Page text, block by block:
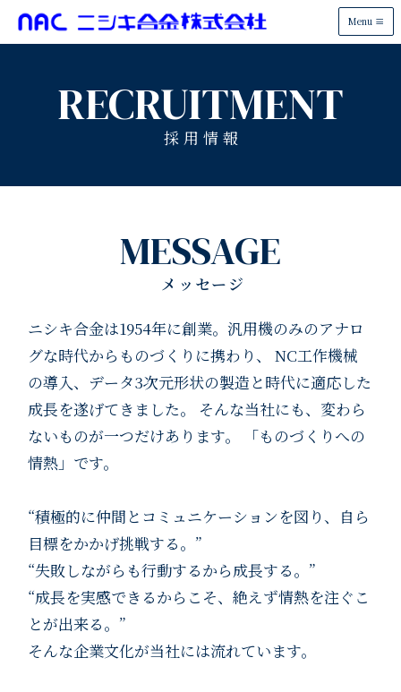
Menu
RECRUITMENT
採用情報
MESSAGE
メッセージ
ニシキ合金は1954年に創業。汎用機のみのアナロ
グな時代からものづくりに携わり、
NC工作機械
の導入、データ3次元形状の製造と時代に適応した
成長を遂げてきました。
そんな当社にも、変わら
ないものが一つだけあります。
「ものづくりへの
情熱」です。
“積極的に仲間とコミュニケーションを図り、自ら
目標をかかげ挑戦する。”
“失敗しながらも行動するから成長する。”
“成長を実感できるからこそ、絶えず情熱を注ぐこ
とが出来る。”
そんな企業文化が当社には流れています。